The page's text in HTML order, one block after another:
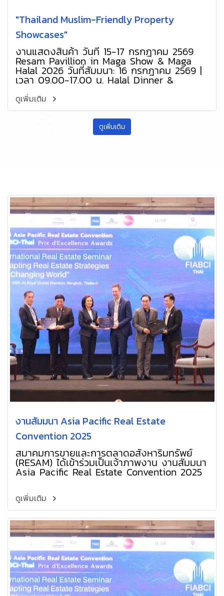
"Thailand Muslim-Friendly Property
Showcases"
งานแสดงสินค้า วันที่ 15-17 กรกฎาคม 2569
Resam Pavillion in Maga Show & Maga
Halal 2026 วันที่สัมมนา: 16 กรกฎาคม 2569 |
เวลา 09.00-17.00 น. Halal Dinner &
ที่: ห้องประชุม B209 ชั้นที่ 2 ศูนย์การประชุม
แห่งชาติสิริกิติ์ (QSNCC) กรุงเทพมหานคร
ดูเพิ่มเติม
ดูเพิ่มเติม
งานสัมมนา Asia Pacific Real Estate
Convention 2025
สมาคมการขายและการตลาดอสังหาริมทรัพย์
(RESAM) ได้เข้าร่วมเป็นเจ้าภาพงาน งานสัมมนา
Asia Pacific Real Estate Convention 2025
ดูเพิ่มเติม